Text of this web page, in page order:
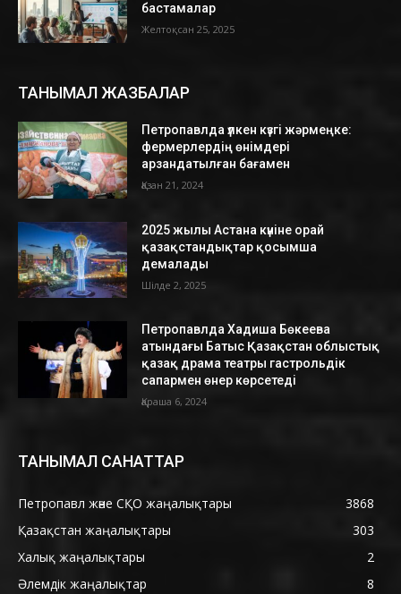
бастамалар
Желтоқсан 25, 2025
ТАНЫМАЛ ЖАЗБАЛАР
Петропавлда үлкен күзгі жәрмеңке:
фермерлердің өнімдері
арзандатылған бағамен
Қазан 21, 2024
2025 жылы Астана күніне орай
қазақстандықтар қосымша
демалады
Шілде 2, 2025
Петропавлда Хадиша Бөкеева
атындағы Батыс Қазақстан облыстық
қазақ драма театры гастрольдік
сапармен өнер көрсетеді
Қараша 6, 2024
ТАНЫМАЛ САНАТТАР
Петропавл және СҚО жаңалықтары
3868
Қазақстан жаңалықтары
303
Халық жаңалықтары
2
Әлемдік жаңалықтар
8